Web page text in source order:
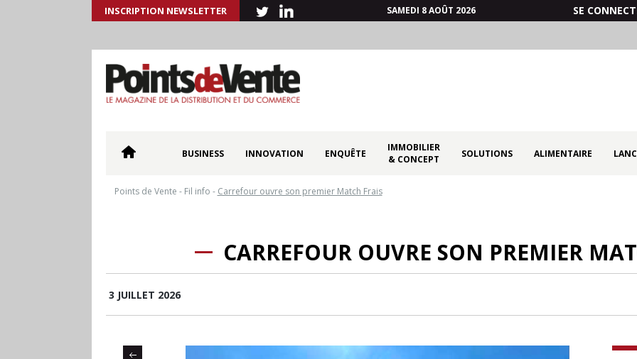
INSCRIPTION NEWSLETTER SAMEDI 8 AOÛT 2026 SE
BUSINESS INNOVATION ENQUÊTE
IMMOBILIER
& CONCEPT
SOLUTIONS ALIMENTAIRE
Points de Vente - Fil info - Carrefour ouvre son premier Match Frais
CARREFOUR OUVRE SON PREMIER
3 JUILLET 2026